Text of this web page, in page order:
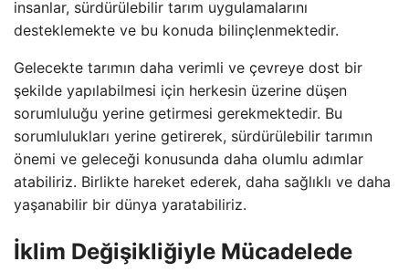
insanlar, sürdürülebilir tarım uygulamalarını
desteklemekte ve bu konuda bilinçlenmektedir.
Gelecekte tarımın daha verimli ve çevreye dost bir
şekilde yapılabilmesi için herkesin üzerine düşen
sorumluluğu yerine getirmesi gerekmektedir. Bu
sorumlulukları yerine getirerek, sürdürülebilir tarımın
önemi ve geleceği konusunda daha olumlu adımlar
atabiliriz. Birlikte hareket ederek, daha sağlıklı ve daha
yaşanabilir bir dünya yaratabiliriz.
İklim Değişikliğiyle Mücadelede